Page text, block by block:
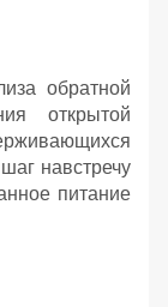
обратной
открытой
навстречу
питание